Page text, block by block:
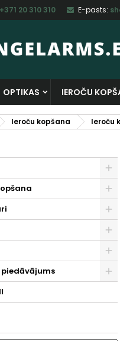
+371 20 310 310 E-pasts:
OPTIKAS IEROČU
Ieroču kopšana Ieroču
piedāvājums